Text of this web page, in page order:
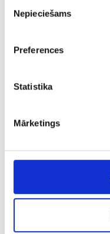
izvēle
Nepieciešams
Preferences
Statistika
Mārketings